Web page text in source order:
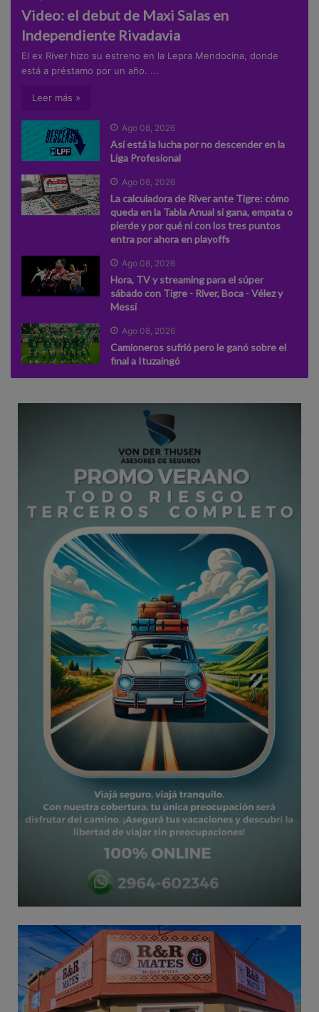
Video: el debut de Maxi Salas en
Independiente Rivadavia
El ex River hizo su estreno en la Lepra Mendocina, donde
está a préstamo por un año. ...
Leer más »
Ago 08, 2026
Así está la lucha por no descender en la
Liga Profesional
Ago 08, 2026
La calculadora de River ante Tigre: cómo
queda en la Tabla Anual si gana, empata o
pierde y por qué ni con los tres puntos
entra por ahora en playoffs
Ago 08, 2026
Hora, TV y streaming para el súper
sábado con Tigre - River, Boca - Vélez y
Messi
Ago 08, 2026
Camioneros sufrió pero le ganó sobre el
final a Ituzaingó